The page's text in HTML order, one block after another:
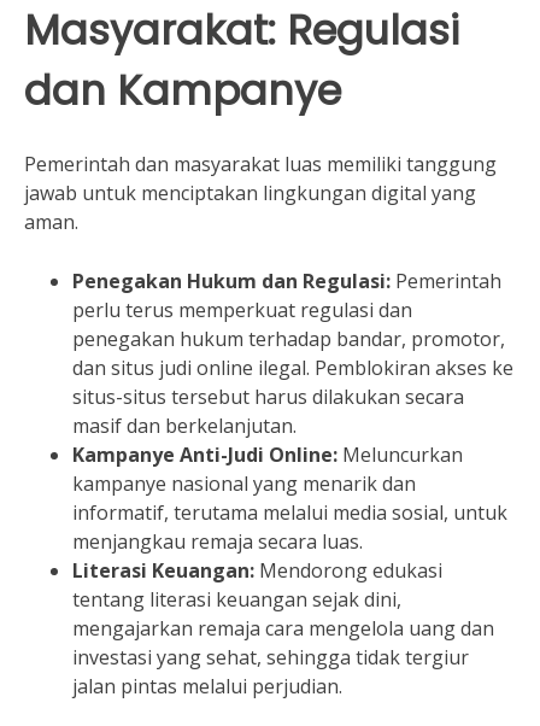
Masyarakat: Regulasi
dan Kampanye
Pemerintah dan masyarakat luas memiliki tanggung
jawab untuk menciptakan lingkungan digital yang
aman.
Penegakan Hukum dan Regulasi: Pemerintah
perlu terus memperkuat regulasi dan
penegakan hukum terhadap bandar, promotor,
dan situs judi online ilegal. Pemblokiran akses ke
situs-situs tersebut harus dilakukan secara
masif dan berkelanjutan.
Kampanye Anti-Judi Online: Meluncurkan
kampanye nasional yang menarik dan
informatif, terutama melalui media sosial, untuk
menjangkau remaja secara luas.
Literasi Keuangan: Mendorong edukasi
tentang literasi keuangan sejak dini,
mengajarkan remaja cara mengelola uang dan
investasi yang sehat, sehingga tidak tergiur
jalan pintas melalui perjudian.